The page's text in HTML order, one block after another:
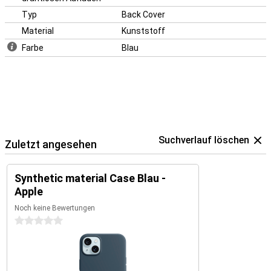
Typ
Back Cover
Material
Kunststoff
Farbe
Blau
Zuletzt angesehen Suchverlauf löschen
Synthetic material Case Blau -
Apple
Noch keine Bewertungen
0 Sterne